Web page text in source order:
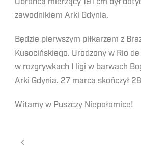
zawodnikiem Arki Gdynia.
Będzie pierwszym piłkarzem z
Kusocińskiego. Urodzony w Rio
w rozgrywkach I ligi w barwach
Arki Gdynia. 27 marca skończył
Witamy w Puszczy Niepołomice!